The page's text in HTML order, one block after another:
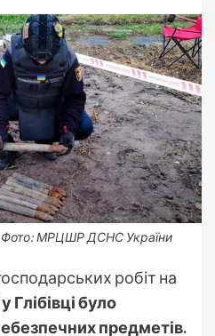
Фото: МРЦШР ДСНС України
робіт на
у Глібівці було
предметів.